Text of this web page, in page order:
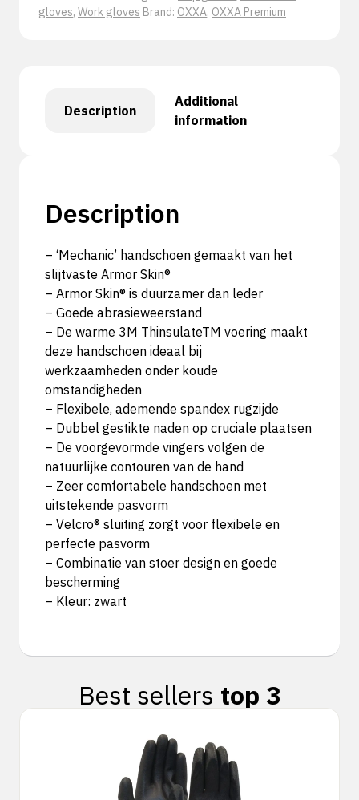
gloves, Work gloves Brand: OXXA, OXXA Premium
Description
Additional
information
Description
– ‘Mechanic’ handschoen gemaakt van het
slijtvaste Armor Skin®
– Armor Skin® is duurzamer dan leder
– Goede abrasieweerstand
– De warme 3M ThinsulateTM voering maakt
deze handschoen ideaal bij
werkzaamheden onder koude
omstandigheden
– Flexibele, ademende spandex rugzijde
– Dubbel gestikte naden op cruciale plaatsen
– De voorgevormde vingers volgen de
natuurlijke contouren van de hand
– Zeer comfortabele handschoen met
uitstekende pasvorm
– Velcro® sluiting zorgt voor flexibele en
perfecte pasvorm
– Combinatie van stoer design en goede
bescherming
– Kleur: zwart
Best sellers top 3